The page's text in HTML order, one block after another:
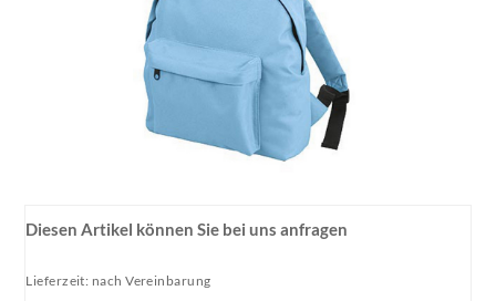
Diesen Artikel können Sie bei uns anfragen
Lieferzeit: nach Vereinbarung